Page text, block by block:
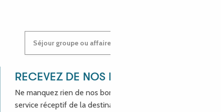
Séjour groupe ou affaires : contactez-nous !
RECEVEZ DE NOS NOUVELLES !
Ne manquez rien de nos bons plans et aux actualités du
service réceptif de la destination Côte de Granit Rose,